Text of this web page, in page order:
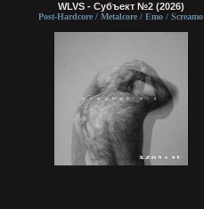
WLVS - Субъект №2 (2026)
Post-Hardcore / Metalcore / Emo / Screamo